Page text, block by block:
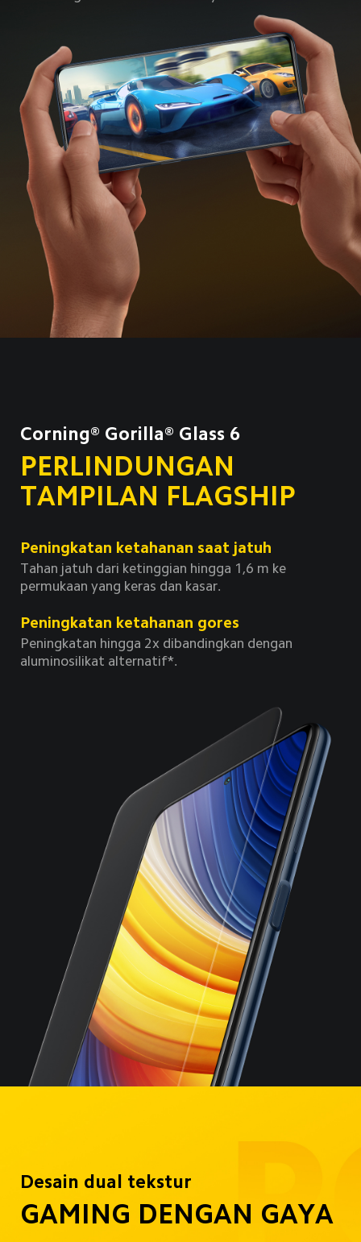
Corning® Gorilla® Glass 6
PERLINDUNGAN
TAMPILAN FLAGSHIP
Peningkatan ketahanan saat jatuh
Tahan jatuh dari ketinggian hingga 1,6 m ke
permukaan yang keras dan kasar.
Peningkatan ketahanan gores
Peningkatan hingga 2x dibandingkan dengan
aluminosilikat alternatif*.
Desain dual tekstur
GAMING DENGAN GAYA